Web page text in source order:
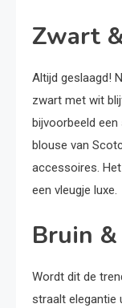
Zwart
Altijd geslaagd!
zwart met wit
bijvoorbeeld
blouse van
accessoires.
een vleugje luxe.
Bruin
Wordt dit de
straalt elegantie